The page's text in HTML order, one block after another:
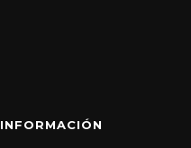
INFORMACIÓN